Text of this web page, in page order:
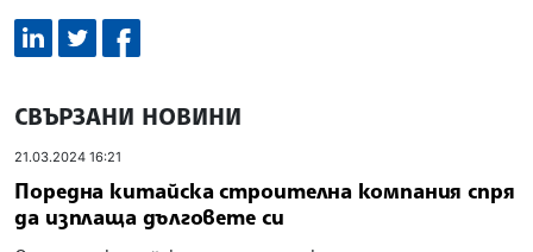
СВЪРЗАНИ НОВИНИ
21.03.2024 16:21
Поредна китайска строителна компания спря
да изплаща дълговете си